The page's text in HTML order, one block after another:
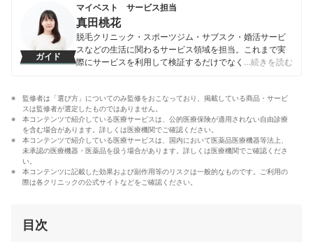
膚科に入局し、2016年には品川スキンクリニック池袋院
の院長を務め、現在の医療脱毛クリニックに。また自身
の脱毛・美容医療の知見を活かし、テレビや雑誌などメ
ディアでも活躍をしている。 ＜メディア出演実績＞ ・フ
ジテレビ系「ホンマでっか!?TV」 ・フジテレビ
「EXITV」 ・TOKYO MX 「BHN-TV」 ・雑誌
神林由香のプロフィール
ガイド
マイベスト サービス担当
真田桃花
脱毛クリニック・スポーツジム・サブスク・婚活サービ
スなどの生活に関わるサービス領域を担当。これまで実
際にサービスを利用して検証するだけでなく、医師や婚
からこそ、徹底検証を通じて全ユーザーが選びやすい情
報を届ける」ことをモットーに活動している。
真田桃花のプロフィール
…続きを読む
監修者は「選び方」についてのみ監修をおこなっており、掲載している商品・サービ
スは監修者が選定したものではありません。
本コンテンツで紹介している医療サービスは、公的医療保険が適用されない自由診療
を含む場合があります。詳しくは医療機関でご確認ください。
本コンテンツで紹介している医療サービスは、国内において医薬品医療機器等法上、
未承認の医療機器・医薬品を扱う場合があります。詳しくは医療機関でご確認くださ
い。
本コンテンツに記載した効果および副作用等のリスクは一般的なものです。ご利用の
際は各クリニックの公式サイトなどをご確認ください。
目次